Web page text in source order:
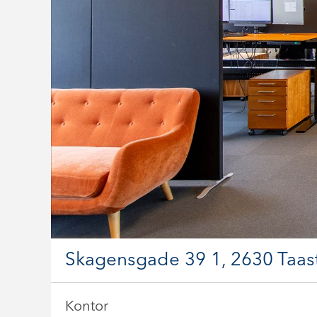
Skagensgade 39 1, 2630
Kontor